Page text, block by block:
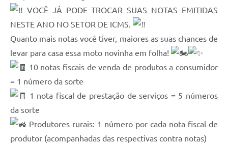
VOCÊ JÁ PODE TROCAR SUAS NOTAS EMITIDAS
NESTE ANO NO SETOR DE ICMS.
Quanto mais notas você tiver, maiores as suas chances de
levar para casa essa moto novinha em folha!
10 notas fiscais de venda de produtos a consumidor
= 1 número da sorte
1 nota fiscal de prestação de serviços = 5 números
da sorte
Produtores rurais: 1 número por cada nota fiscal de
produtor (acompanhadas das respectivas contra notas)